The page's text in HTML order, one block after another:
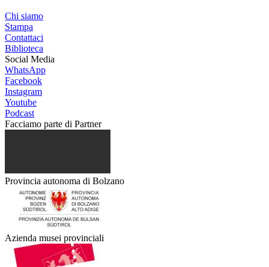
Chi siamo
Stampa
Contattaci
Biblioteca
Social Media
WhatsApp
Facebook
Instagram
Youtube
Podcast
Facciamo parte di Partner
Provincia autonoma di Bolzano
Azienda musei provinciali